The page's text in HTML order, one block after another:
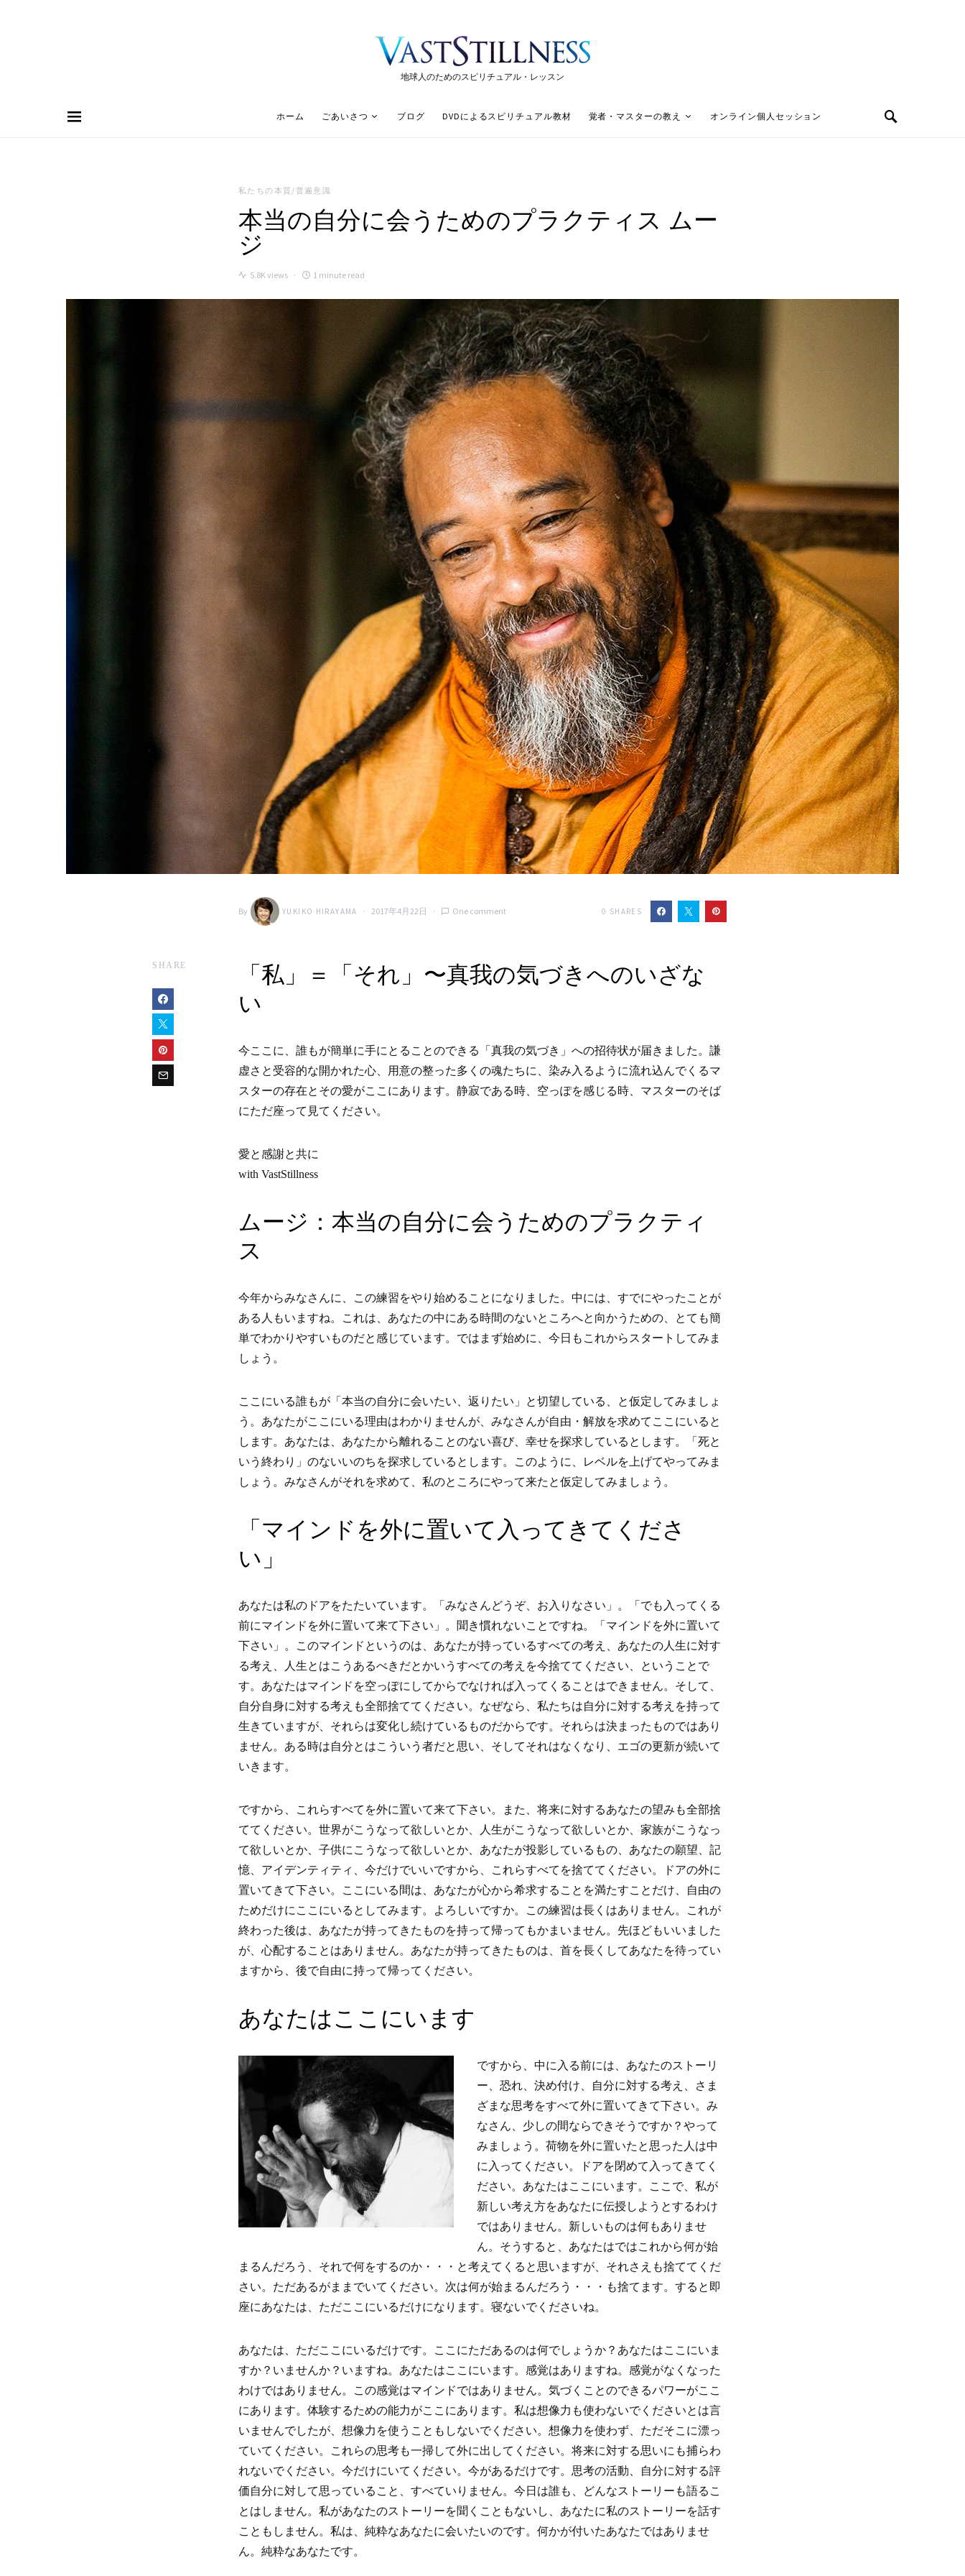
地球人のためのスピリチュアル・レッスン
ホーム ごあいさつ ブログ DVDによるスピリチュアル教材 覚者・マスターの教え オンライン個人セッション
Search for:
私たちの本質/普遍意識
本当の自分に会うためのプラクティス ムー
ジ
5.8K views 1 minute read
By YUKIKO HIRAYAMA 2017年4月22日 One comment 0 SHARES
SHARE
「私」＝「それ」〜真我の気づきへのいざな
い
今ここに、誰もが簡単に手にとることのできる「真我の気づき」への招待状が届きました。謙
虚さと受容的な開かれた心、用意の整った多くの魂たちに、染み入るように流れ込んでくるマ
スターの存在とその愛がここにあります。静寂である時、空っぽを感じる時、マスターのそば
にただ座って見てください。
愛と感謝と共に
with VastStillness
ムージ：本当の自分に会うためのプラクティ
ス
今年からみなさんに、この練習をやり始めることになりました。中には、すでにやったことが
ある人もいますね。これは、あなたの中にある時間のないところへと向かうための、とても簡
単でわかりやすいものだと感じています。ではまず始めに、今日もこれからスタートしてみま
しょう。
ここにいる誰もが「本当の自分に会いたい、返りたい」と切望している、と仮定してみましょ
う。あなたがここにいる理由はわかりませんが、みなさんが自由・解放を求めてここにいると
します。あなたは、あなたから離れることのない喜び、幸せを探求しているとします。「死と
いう終わり」のないいのちを探求しているとします。このように、レベルを上げてやってみま
しょう。みなさんがそれを求めて、私のところにやって来たと仮定してみましょう。
「マインドを外に置いて入ってきてくださ
い」
あなたは私のドアをたたいています。「みなさんどうぞ、お入りなさい」。「でも入ってくる
前にマインドを外に置いて来て下さい」。聞き慣れないことですね。「マインドを外に置いて
下さい」。このマインドというのは、あなたが持っているすべての考え、あなたの人生に対す
る考え、人生とはこうあるべきだとかいうすべての考えを今捨ててください、ということで
す。あなたはマインドを空っぽにしてからでなければ入ってくることはできません。そして、
自分自身に対する考えも全部捨ててください。なぜなら、私たちは自分に対する考えを持って
生きていますが、それらは変化し続けているものだからです。それらは決まったものではあり
ません。ある時は自分とはこういう者だと思い、そしてそれはなくなり、エゴの更新が続いて
いきます。
ですから、これらすべてを外に置いて来て下さい。また、将来に対するあなたの望みも全部捨
ててください。世界がこうなって欲しいとか、人生がこうなって欲しいとか、家族がこうなっ
て欲しいとか、子供にこうなって欲しいとか、あなたが投影しているもの、あなたの願望、記
憶、アイデンティティ、今だけでいいですから、これらすべてを捨ててください。ドアの外に
置いてきて下さい。ここにいる間は、あなたが心から希求することを満たすことだけ、自由の
ためだけにここにいるとしてみます。よろしいですか。この練習は長くはありません。これが
終わった後は、あなたが持ってきたものを持って帰ってもかまいません。先ほどもいいました
が、心配することはありません。あなたが持ってきたものは、首を長くしてあなたを待ってい
ますから、後で自由に持って帰ってください。
あなたはここにいます
ですから、中に入る前には、あなたのストーリ
ー、恐れ、決め付け、自分に対する考え、さま
ざまな思考をすべて外に置いてきて下さい。み
なさん、少しの間ならできそうですか？やって
みましょう。荷物を外に置いたと思った人は中
に入ってください。ドアを閉めて入ってきてく
ださい。あなたはここにいます。ここで、私が
新しい考え方をあなたに伝授しようとするわけ
ではありません。新しいものは何もありませ
ん。そうすると、あなたはではこれから何が始
まるんだろう、それで何をするのか・・・と考えてくると思いますが、それさえも捨ててくだ
さい。ただあるがままでいてください。次は何が始まるんだろう・・・も捨てます。すると即
座にあなたは、ただここにいるだけになります。寝ないでくださいね。
あなたは、ただここにいるだけです。ここにただあるのは何でしょうか？あなたはここにいま
すか？いませんか？いますね。あなたはここにいます。感覚はありますね。感覚がなくなった
わけではありません。この感覚はマインドではありません。気づくことのできるパワーがここ
にあります。体験するための能力がここにあります。私は想像力も使わないでくださいとは言
いませんでしたが、想像力を使うこともしないでください。想像力を使わず、ただそこに漂っ
ていてください。これらの思考も一掃して外に出してください。将来に対する思いにも捕らわ
れないでください。今だけにいてください。今があるだけです。思考の活動、自分に対する評
価自分に対して思っていること、すべていりません。今日は誰も、どんなストーリーも語るこ
とはしません。私があなたのストーリーを聞くこともないし、あなたに私のストーリーを話す
こともしません。私は、純粋なあなたに会いたいのです。何かが付いたあなたではありませ
ん。純粋なあなたです。